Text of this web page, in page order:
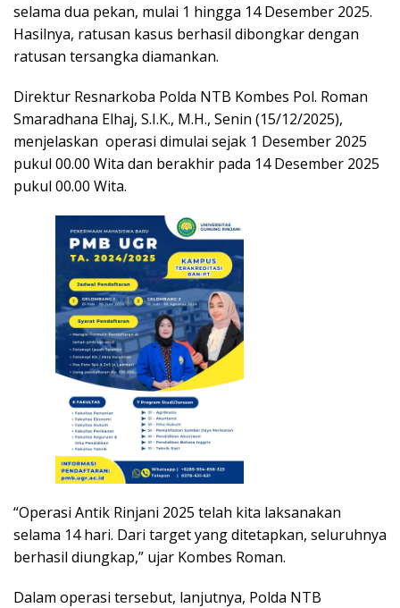
selama dua pekan, mulai 1 hingga 14 Desember 2025.
Hasilnya, ratusan kasus berhasil dibongkar dengan
ratusan tersangka diamankan.
Direktur Resnarkoba Polda NTB Kombes Pol. Roman
Smaradhana Elhaj, S.I.K., M.H., Senin (15/12/2025),
menjelaskan operasi dimulai sejak 1 Desember 2025
pukul 00.00 Wita dan berakhir pada 14 Desember 2025
pukul 00.00 Wita.
“Operasi Antik Rinjani 2025 telah kita laksanakan
selama 14 hari. Dari target yang ditetapkan, seluruhnya
berhasil diungkap,” ujar Kombes Roman.
Dalam operasi tersebut, lanjutnya, Polda NTB